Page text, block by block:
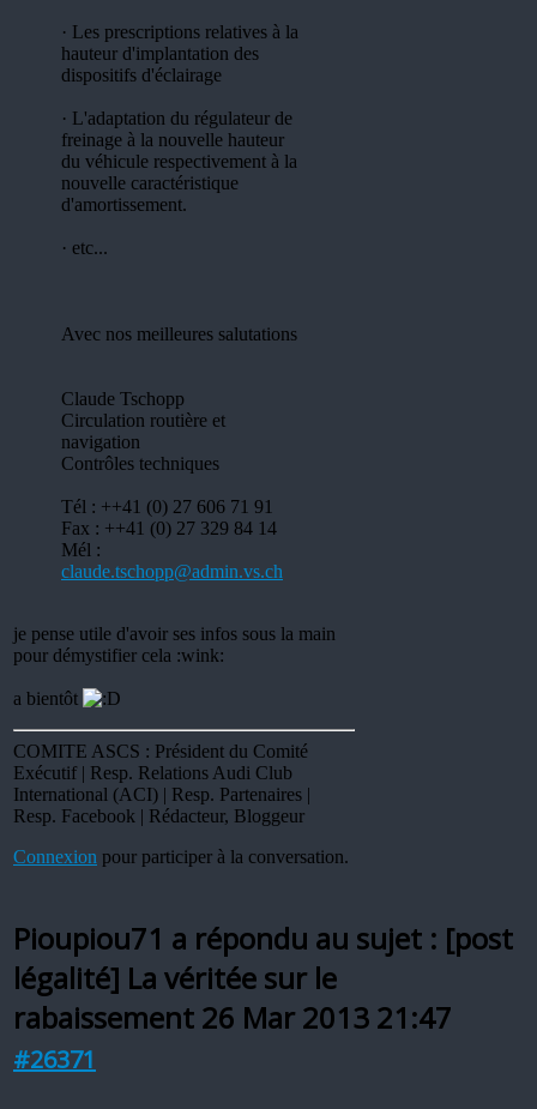
· Les prescriptions relatives à la
hauteur d'implantation des
dispositifs d'éclairage
· L'adaptation du régulateur de
freinage à la nouvelle hauteur
du véhicule respectivement à la
nouvelle caractéristique
d'amortissement.
· etc...
Avec nos meilleures salutations
Claude Tschopp
Circulation routière et
navigation
Contrôles techniques
Tél : ++41 (0) 27 606 71 91
Fax : ++41 (0) 27 329 84 14
Mél :
claude.tschopp@admin.vs.ch
je pense utile d'avoir ses infos sous la main
pour démystifier cela :wink:
a bientôt
COMITE ASCS : Président du Comité
Exécutif | Resp. Relations Audi Club
International (ACI) | Resp. Partenaires |
Resp. Facebook | Rédacteur, Bloggeur
Connexion pour participer à la conversation.
Pioupiou71 a répondu au sujet : [post
légalité] La véritée sur le
rabaissement 26 Mar 2013 21:47
#26371